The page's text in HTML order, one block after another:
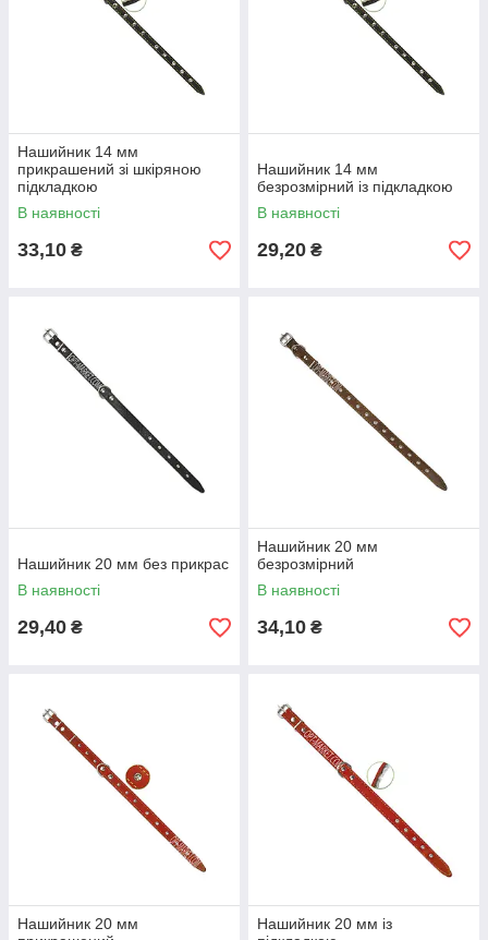
Нашийник 14 мм
прикрашений зі шкіряною
підкладкою
В наявності
33,10 ₴
Нашийник 14 мм
безрозмірний із підкладкою
В наявності
29,20 ₴
Нашийник 20 мм без прикрас
В наявності
29,40 ₴
Нашийник 20 мм
безрозмірний
В наявності
34,10 ₴
Нашийник 20 мм
Нашийник 20 мм із